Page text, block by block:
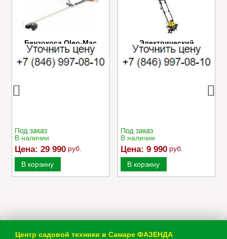
Бензокоса Oleo-Mac
SPARTA 25
В наличии
Цена: 29 990 руб.
В корзину
Электрический
культиватор Champion
EC750
В наличии
Цена: 9 990 руб.
В корзину
Центр садовой техники в Самаре ФАЗЕНДА